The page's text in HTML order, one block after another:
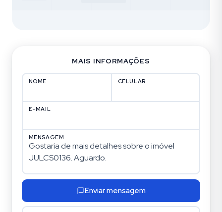
MAIS INFORMAÇÕES
NOME CELULAR
E-MAIL
MENSAGEM
Enviar mensagem